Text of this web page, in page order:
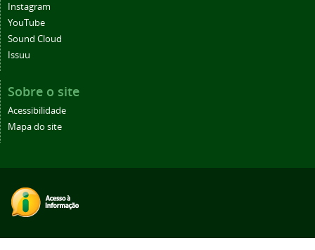
Instagram
YouTube
Sound Cloud
Issuu
Sobre o site
Acessibilidade
Mapa do site